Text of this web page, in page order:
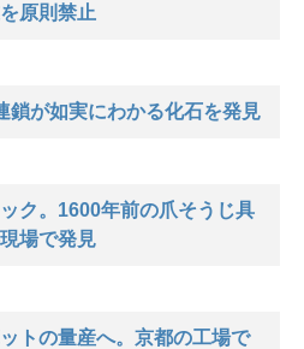
原則禁止
鎖が如実にわかる化石を発見
ク。1600年前の爪そうじ具
場で発見
トの量産へ。京都の工場で